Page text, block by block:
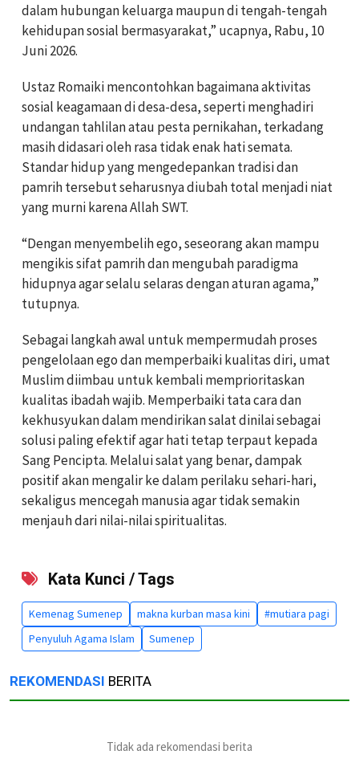
dalam hubungan keluarga maupun di tengah-tengah
kehidupan sosial bermasyarakat,” ucapnya, Rabu, 10
Juni 2026.
Ustaz Romaiki mencontohkan bagaimana aktivitas
sosial keagamaan di desa-desa, seperti menghadiri
undangan tahlilan atau pesta pernikahan, terkadang
masih didasari oleh rasa tidak enak hati semata.
Standar hidup yang mengedepankan tradisi dan
pamrih tersebut seharusnya diubah total menjadi niat
yang murni karena Allah SWT.
“Dengan menyembelih ego, seseorang akan mampu
mengikis sifat pamrih dan mengubah paradigma
hidupnya agar selalu selaras dengan aturan agama,”
tutupnya.
Sebagai langkah awal untuk mempermudah proses
pengelolaan ego dan memperbaiki kualitas diri, umat
Muslim diimbau untuk kembali memprioritaskan
kualitas ibadah wajib. Memperbaiki tata cara dan
kekhusyukan dalam mendirikan salat dinilai sebagai
solusi paling efektif agar hati tetap terpaut kepada
Sang Pencipta. Melalui salat yang benar, dampak
positif akan mengalir ke dalam perilaku sehari-hari,
sekaligus mencegah manusia agar tidak semakin
menjauh dari nilai-nilai spiritualitas.
Kata Kunci / Tags
Kemenag Sumenep makna kurban masa kini
#mutiara pagi
Penyuluh Agama Islam
Sumenep
REKOMENDASI BERITA
Tidak ada rekomendasi berita